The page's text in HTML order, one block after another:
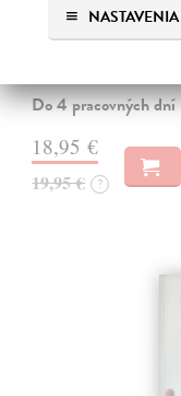
NASTAVENIA
Kompletná príručka
krokom zasvätí do
zvládnutie…
Do 4 pracovných dní
18,95 €
19,95 € ?